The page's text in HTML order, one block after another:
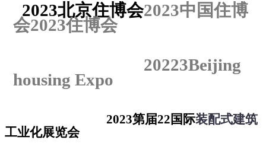
2023北京住博会2023中国住博
会2023住博会
20223Beijing
housing Expo
2023第届22 国际装配式建筑
工业化展览会